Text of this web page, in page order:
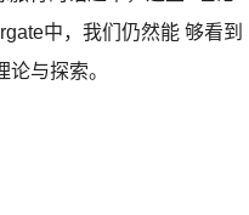
中，我们仍然能 够看到
与探索。